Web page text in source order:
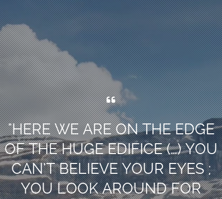
"HERE WE ARE ON THE EDGE
OF THE HUGE EDIFICE (…) YOU
CAN’T BELIEVE YOUR EYES ;
YOU LOOK AROUND FOR